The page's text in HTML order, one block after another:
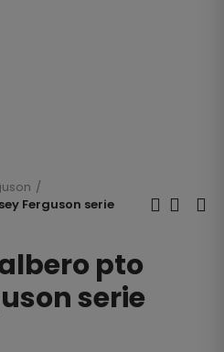
Ferguson serie
pto
serie